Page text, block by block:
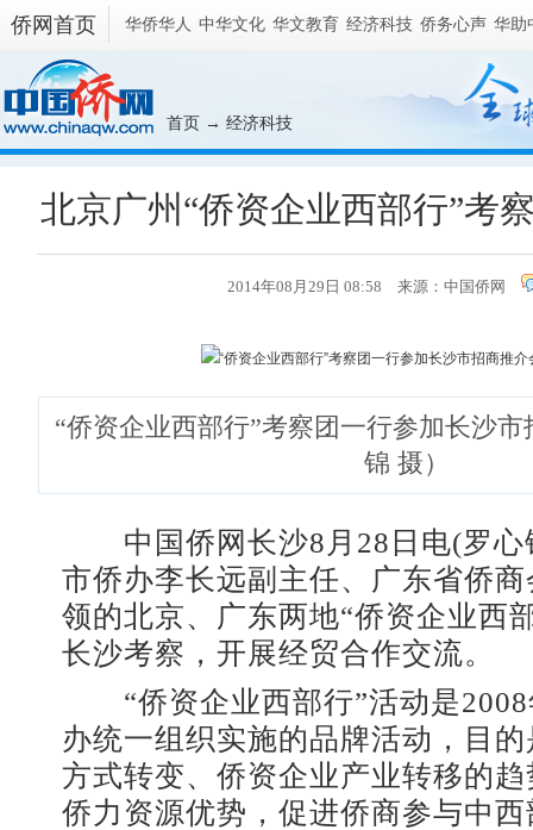
侨网首页 华侨华人 中华文化 华文教育 经济科技 侨务心声 华助
首页 → 经济科技
北京广州“侨资企业西部行”考
2014年08月29日 08:58 来源： 中国侨网
“侨资企业西部行”考察团一行参加长沙
锦 摄）
中国侨网长沙8月28日电(罗心
市侨办李长远副主任、广东省侨
领的北京、广东两地“侨资企业西
长沙考察，开展经贸合作交流。
“侨资企业西部行”活动是2008
办统一组织实施的品牌活动，目
方式转变、侨资企业产业转移的
侨力资源优势，促进侨商参与中